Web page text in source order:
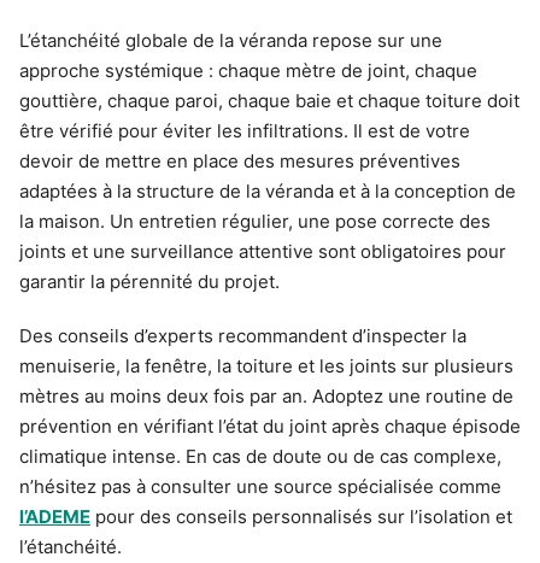
L’étanchéité globale de la véranda repose sur une
approche systémique : chaque mètre de joint, chaque
gouttière, chaque paroi, chaque baie et chaque toiture doit
être vérifié pour éviter les infiltrations. Il est de votre
devoir de mettre en place des mesures préventives
adaptées à la structure de la véranda et à la conception de
la maison. Un entretien régulier, une pose correcte des
joints et une surveillance attentive sont obligatoires pour
garantir la pérennité du projet.
Des conseils d’experts recommandent d’inspecter la
menuiserie, la fenêtre, la toiture et les joints sur plusieurs
mètres au moins deux fois par an. Adoptez une routine de
prévention en vérifiant l’état du joint après chaque épisode
climatique intense. En cas de doute ou de cas complexe,
n’hésitez pas à consulter une source spécialisée comme
l’ADEME pour des conseils personnalisés sur l’isolation et
l’étanchéité.